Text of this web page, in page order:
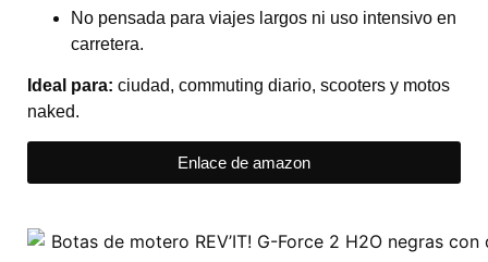
No pensada para viajes largos ni uso intensivo en
carretera.
Ideal para: ciudad, commuting diario, scooters y motos
naked.
Enlace de amazon